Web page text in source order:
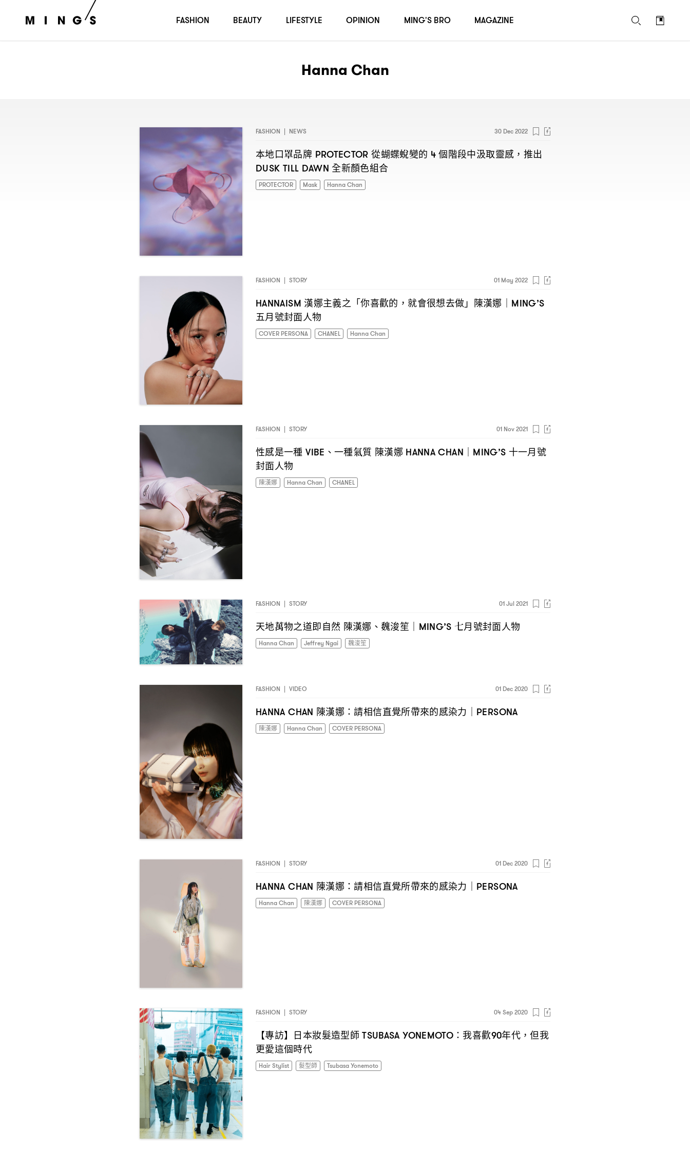
Hanna Chan
FASHION | NEWS 30 Dec 2022
本地口罩品牌 PROTECTOR從蝴蝶蛻變的 4個階段中汲取靈感 ， 推出
DUSK TILL DAWN 全新顏色組合
PROTECTOR Mask Hanna Chan
FASHION | STORY 01 May 2022
HANNAISM 漢娜主義之「你喜歡的 ， 就會很想去做」陳漢娜 ｜MING’S
五月號封面人物
COVER PERSONA CHANEL Hanna Chan
FASHION | STORY 01 Nov 2021
性感是一種 VIBE 、一種氣質 陳漢娜 HANNA CHAN｜MING’S 十一月號
封面人物
陳漢娜 Hanna Chan CHANEL
FASHION | STORY 01 Jul 2021
天地萬物之道即自然 陳漢娜、魏浚笙 ｜MING’S七月號封面人物
Hanna Chan Jeffrey Ngai 魏浚笙
FASHION | VIDEO 01 Dec 2020
HANNA CHAN 陳漢娜 ：請相信直覺所帶來的感染力 ｜PERSONA
陳漢娜 Hanna Chan COVER PERSONA
FASHION | STORY 01 Dec 2020
HANNA CHAN 陳漢娜 ：請相信直覺所帶來的感染力 ｜PERSONA
Hanna Chan 陳漢娜 COVER PERSONA
FASHION STORY 04 Sep 2020
【專訪】日本妝髮造型師TSUBASA YONEMOTO： 我喜歡90年代 ，但我
更愛這個時代
Hair Stylist 髮型師 Tsubasa Yonemoto
FASHION BEAUTY LIFESTYLE OPINION MING'S BRO MAGAZINE